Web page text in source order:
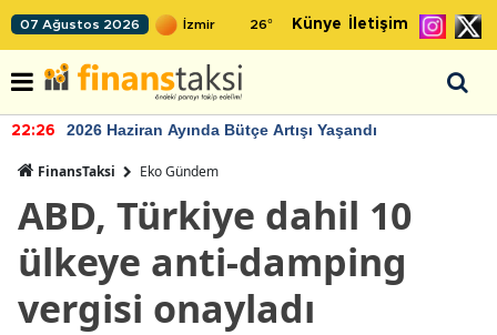
07 Ağustos 2026 26° Künye İletişim
22:26 2026 Haziran Ayında Bütçe Artışı Yaşandı
FinansTaksi Eko Gündem
ABD, Türkiye dahil 10
ülkeye anti-damping
vergisi onayladı